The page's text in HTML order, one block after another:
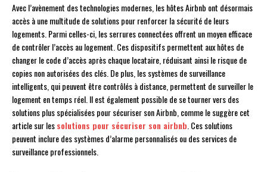
Avec l’avènement des technologies modernes, les hôtes Airbnb ont désormais
accès à une multitude de solutions pour renforcer la sécurité de leurs
logements. Parmi celles-ci, les serrures connectées offrent un moyen efficace
de contrôler l’accès au logement. Ces dispositifs permettent aux hôtes de
changer le code d’accès après chaque locataire, réduisant ainsi le risque de
copies non autorisées des clés. De plus, les systèmes de surveillance
intelligents, qui peuvent être contrôlés à distance, permettent de surveiller le
logement en temps réel. Il est également possible de se tourner vers des
solutions plus spécialisées pour sécuriser son Airbnb, comme le suggère cet
article sur lessolutions pour sécuriser son airbnb . Ces solutions
peuvent inclure des systèmes d’alarme personnalisés ou des services de
surveillance professionnels.